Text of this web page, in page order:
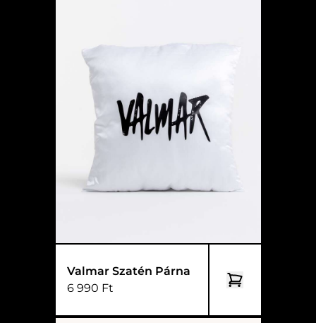
Valmar Szatén Párna
6 990 Ft